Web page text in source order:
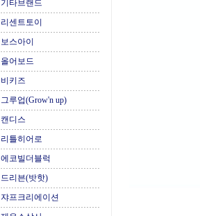
기타브랜드
리센트토이
보스아이
올어보드
비키즈
그루업(Grow'n up)
캔디스
리틀히어로
에코빌더블럭
드리븐(밧핫)
쟈프크리에이션